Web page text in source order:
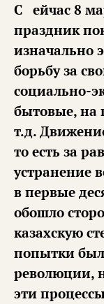
Сейчас 8 марта отмечается как
праздник
изначально
борьбу за
социально-
бытовые, на
т.д.
то есть за
устранение
в первые
обошло
казахскую
попытки
революции,
эти